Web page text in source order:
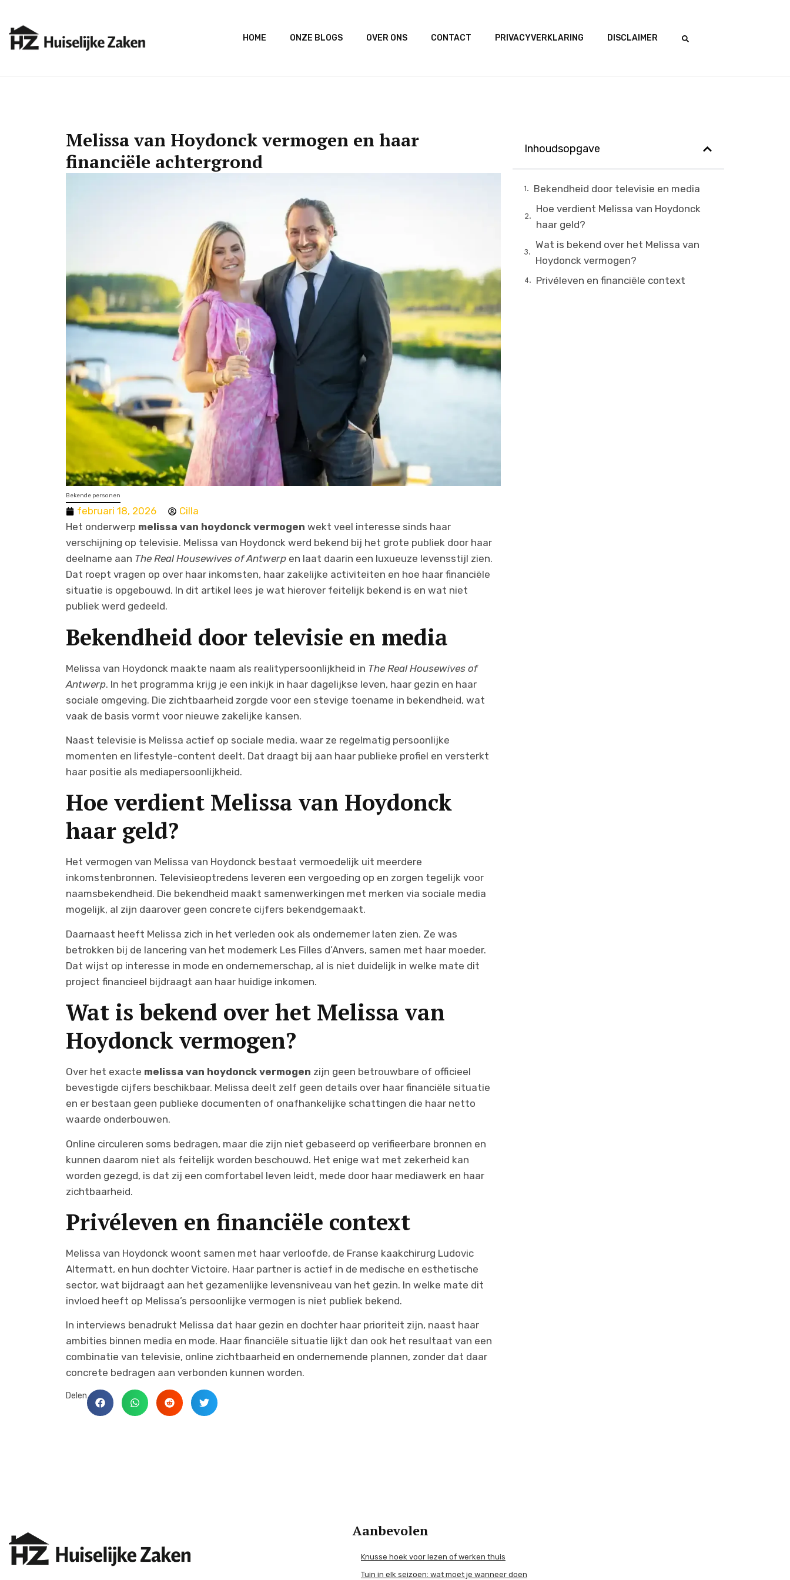
HOME ONZE BLOGS OVER ONS CONTACT PRIVACYVERKLARING DISCLAIMER
Melissa van Hoydonck vermogen en haar
financiële achtergrond
Bekende personen
februari 18, 2026
Cilla
Het onderwerp melissa van hoydonck vermogen wekt veel interesse sinds haar
verschijning op televisie. Melissa van Hoydonck werd bekend bij het grote publiek door haar
deelname aan The Real Housewives of Antwerp en laat daarin een luxueuze levensstijl zien.
Dat roept vragen op over haar inkomsten, haar zakelijke activiteiten en hoe haar financiële
situatie is opgebouwd. In dit artikel lees je wat hierover feitelijk bekend is en wat niet
publiek werd gedeeld.
Bekendheid door televisie en media
Melissa van Hoydonck maakte naam als realitypersoonlijkheid in The Real Housewives of
Antwerp. In het programma krijg je een inkijk in haar dagelijkse leven, haar gezin en haar
sociale omgeving. Die zichtbaarheid zorgde voor een stevige toename in bekendheid, wat
vaak de basis vormt voor nieuwe zakelijke kansen.
Naast televisie is Melissa actief op sociale media, waar ze regelmatig persoonlijke
momenten en lifestyle-content deelt. Dat draagt bij aan haar publieke profiel en versterkt
haar positie als mediapersoonlijkheid.
Hoe verdient Melissa van Hoydonck
haar geld?
Het vermogen van Melissa van Hoydonck bestaat vermoedelijk uit meerdere
inkomstenbronnen. Televisieoptredens leveren een vergoeding op en zorgen tegelijk voor
naamsbekendheid. Die bekendheid maakt samenwerkingen met merken via sociale media
mogelijk, al zijn daarover geen concrete cijfers bekendgemaakt.
Daarnaast heeft Melissa zich in het verleden ook als ondernemer laten zien. Ze was
betrokken bij de lancering van het modemerk Les Filles d’Anvers, samen met haar moeder.
Dat wijst op interesse in mode en ondernemerschap, al is niet duidelijk in welke mate dit
project financieel bijdraagt aan haar huidige inkomen.
Wat is bekend over het Melissa van
Hoydonck vermogen?
Over het exacte melissa van hoydonck vermogen zijn geen betrouwbare of officieel
bevestigde cijfers beschikbaar. Melissa deelt zelf geen details over haar financiële situatie
en er bestaan geen publieke documenten of onafhankelijke schattingen die haar netto
waarde onderbouwen.
Online circuleren soms bedragen, maar die zijn niet gebaseerd op verifieerbare bronnen en
kunnen daarom niet als feitelijk worden beschouwd. Het enige wat met zekerheid kan
worden gezegd, is dat zij een comfortabel leven leidt, mede door haar mediawerk en haar
zichtbaarheid.
Privéleven en financiële context
Melissa van Hoydonck woont samen met haar verloofde, de Franse kaakchirurg Ludovic
Altermatt, en hun dochter Victoire. Haar partner is actief in de medische en esthetische
sector, wat bijdraagt aan het gezamenlijke levensniveau van het gezin. In welke mate dit
invloed heeft op Melissa’s persoonlijke vermogen is niet publiek bekend.
In interviews benadrukt Melissa dat haar gezin en dochter haar prioriteit zijn, naast haar
ambities binnen media en mode. Haar financiële situatie lijkt dan ook het resultaat van een
combinatie van televisie, online zichtbaarheid en ondernemende plannen, zonder dat daar
concrete bedragen aan verbonden kunnen worden.
Delen
Inhoudsopgave
Bekendheid door televisie en media
Hoe verdient Melissa van Hoydonck
haar geld?
Wat is bekend over het Melissa van
Hoydonck vermogen?
Privéleven en financiële context
Aanbevolen
Knusse hoek voor lezen of werken thuis
Tuin in elk seizoen: wat moet je wanneer doen